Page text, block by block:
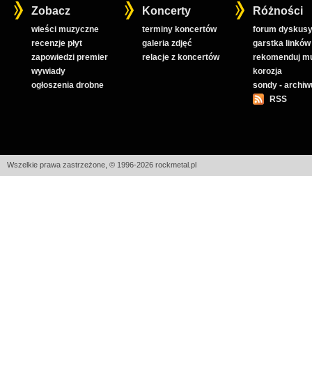
Zobacz
wieści muzyczne
recenzje płyt
zapowiedzi premier
wywiady
ogłoszenia drobne
Koncerty
terminy koncertów
galeria zdjęć
relacje z koncertów
Różności
forum
garstka linków
rekomenduj
korozja
sondy -
RSS
Wszelkie prawa zastrzeżone, © 1996-2026 rockmetal.pl